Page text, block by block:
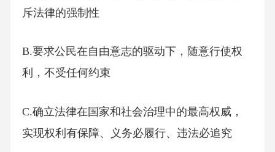
斥法律的强制性
B.要求公民在自由意志的驱动下，随意行使权
利，不受任何约束
C.确立法律在国家和社会治理中的最高权威，
实现权利有保障、义务必履行、违法必追究